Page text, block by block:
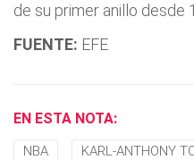
de su primer anillo desde
FUENTE: EFE
EN ESTA NOTA:
NBA KARL-ANTHONY